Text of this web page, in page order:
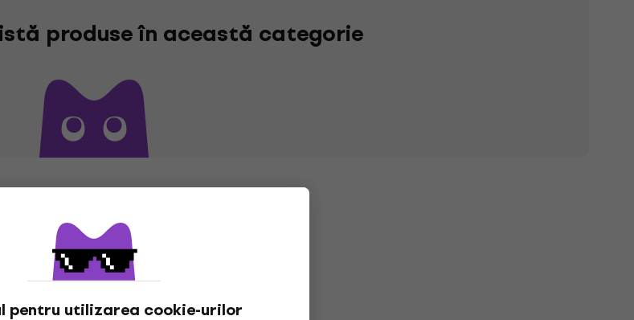
pentru utilizarea cookie-urilor
produse în această categorie